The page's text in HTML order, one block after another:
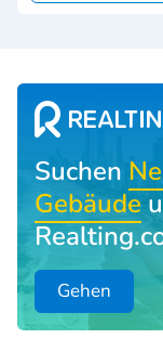
Suchen
Gebäude
Gehen